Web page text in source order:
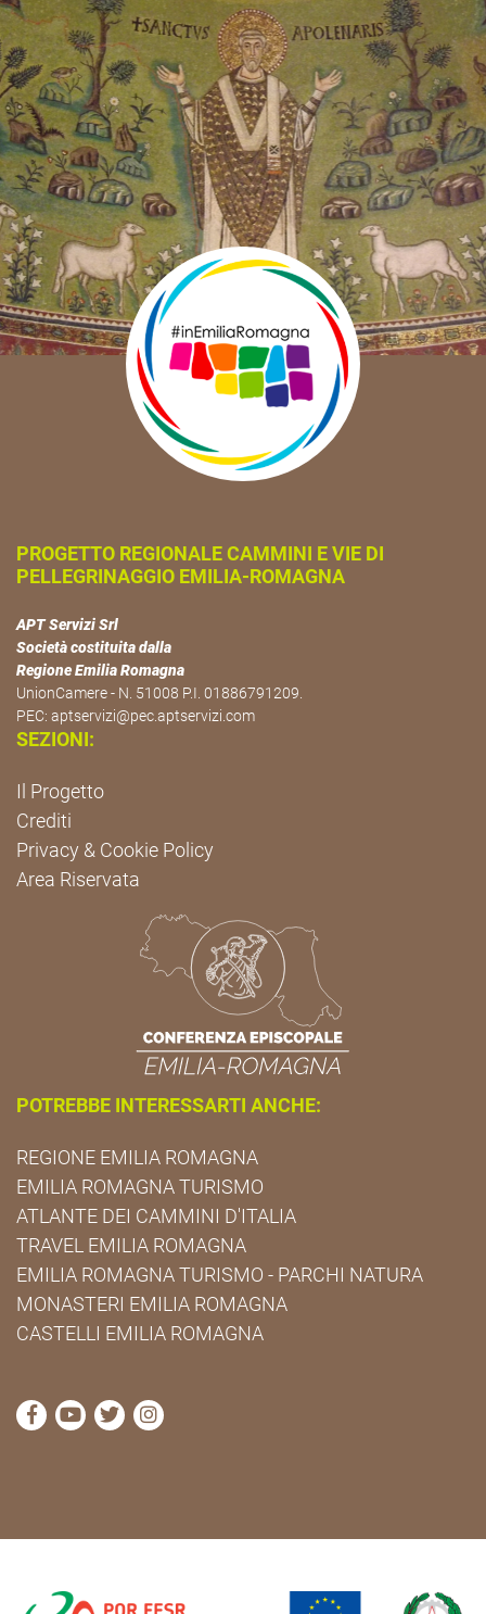
PROGETTO REGIONALE CAMMINI E VIE DI
PELLEGRINAGGIO EMILIA-ROMAGNA
APT Servizi Srl
Società costituita dalla
Regione Emilia Romagna
UnionCamere - N. 51008 P.I. 01886791209.
PEC: aptservizi@pec.aptservizi.com
SEZIONI:
Il Progetto
Crediti
Privacy & Cookie Policy
Area Riservata
POTREBBE INTERESSARTI ANCHE:
REGIONE EMILIA ROMAGNA
EMILIA ROMAGNA TURISMO
ATLANTE DEI CAMMINI D'ITALIA
TRAVEL EMILIA ROMAGNA
EMILIA ROMAGNA TURISMO - PARCHI NATURA
MONASTERI EMILIA ROMAGNA
CASTELLI EMILIA ROMAGNA
visita la pagina Facebook di Cammini Emilia-
visita la pagina YouTube di Cammini Emilia-
visita la pagina Twitter di Cammini Emilia-
visita la pagina Instagram di Cammini